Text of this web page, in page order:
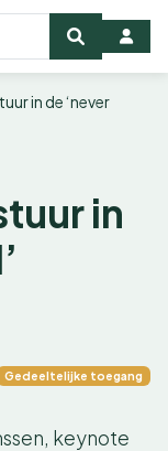
in de ‘never
in
Gedeeltelijke toegang
keynote